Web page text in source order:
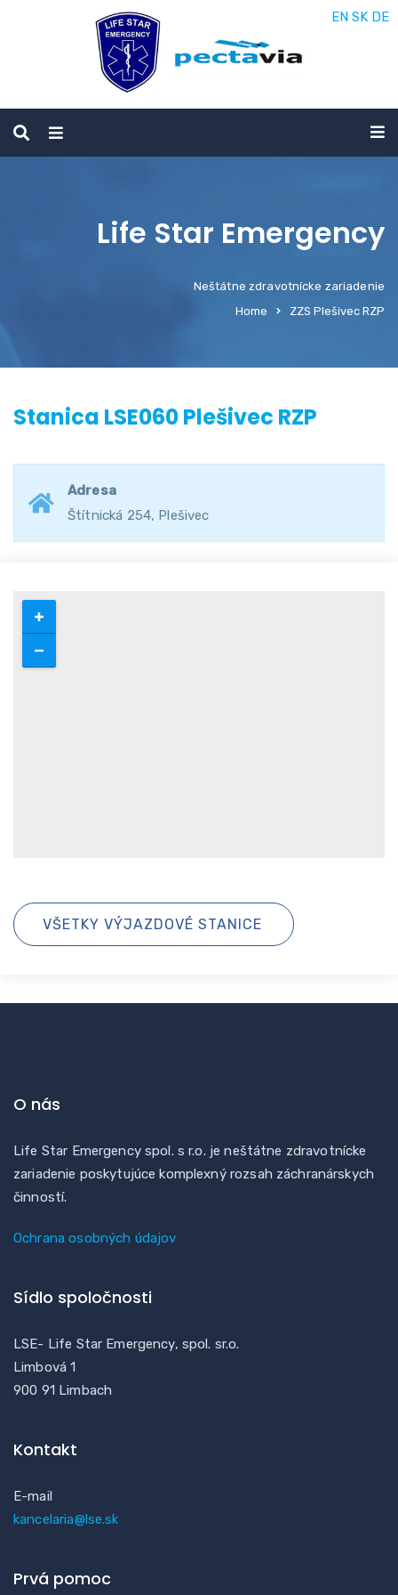
Life Star Emergency
Neštátne zdravotnícke zariadenie
Home
ZZS Plešivec RZP
Stanica LSE060 Plešivec RZP
Adresa
Štítnická 254, Plešivec
VŠETKY VÝJAZDOVÉ STANICE
O nás
Life Star Emergency spol. s r.o. je neštátne zdravotnícke
zariadenie poskytujúce komplexný rozsah záchranárskych
činností.
Ochrana osobných údajov
Sídlo spoločnosti
LSE- Life Star Emergency, spol. sr.o.
Limbová 1
900 91 Limbach
Kontakt
E-mail
kancelaria@lse.sk
Prvá pomoc
EN SK DE